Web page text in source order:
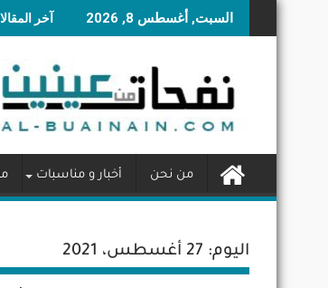
السبت, أغسطس 8, 2026 آخر
من نحن أخبار و مناسبات
اليوم: 27 أغسطس، 2021